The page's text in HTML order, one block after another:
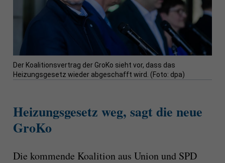
Der Koalitionsvertrag der GroKo sieht vor, dass das
Heizungsgesetz wieder abgeschafft wird. (Foto: dpa)
Heizungsgesetz weg, sagt die neue
GroKo
Die kommende Koalition aus Union und SPD